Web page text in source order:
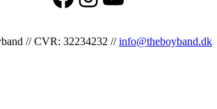
// CVR: 32234232 //info@theboyband.dk